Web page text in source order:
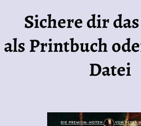
Sichere dir
als Printbuch
Datei